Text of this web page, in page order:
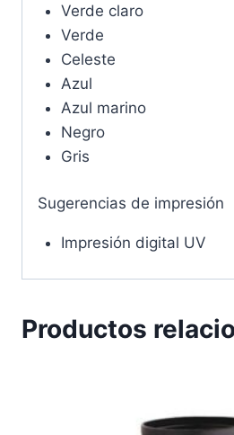
Verde claro
Verde
Celeste
Azul
Azul marino
Negro
Gris
Sugerencias de impresión
Impresión digital UV
Productos